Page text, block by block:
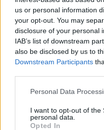
us or personal information
your opt-out. You may
disclosure of your personal
IAB’s list of downstream
also be disclosed by us to
Downstream Participants
Personal Data
I want to opt-out of the
personal data.
Opted In
Εάν ο πόνος στην
κίνησης κατά τη
παραμονής στο
βελτιωθεί με
μπορεί να παρέχει
Τα άτομα που
COVID μπορεί να
πόνο στην πλάτη, ο